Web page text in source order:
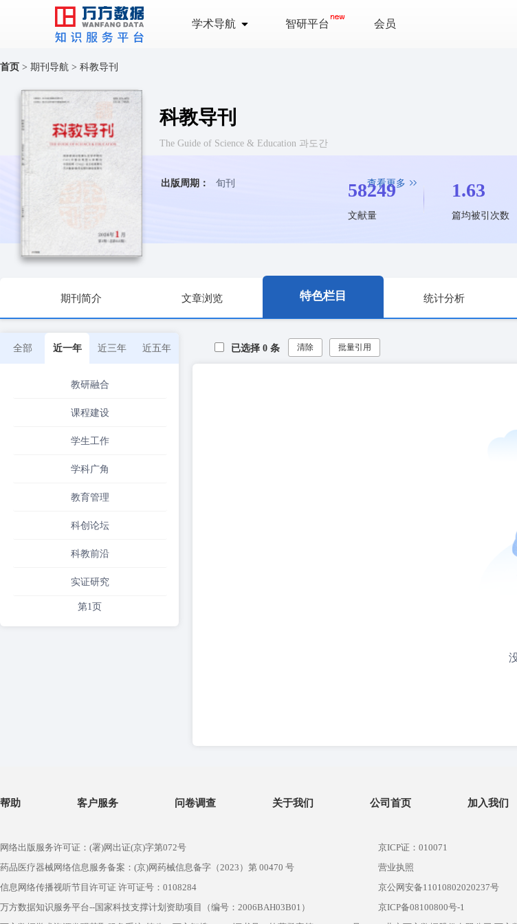
学术导航 智研平台 会员
首页 > 期刊导航 > 科教导刊
科教导刊
The Guide of Science & Education 과도간
出版周期： 旬刊 查看更多
58249
文献量
1.63
篇均被引次数
期刊简介 文章浏览 特色栏目 统计分析
全部 近一年 近三年 近五年
教研融合
课程建设
学生工作
学科广角
教育管理
科创论坛
科教前沿
实证研究
第1页
已选择 0 条 清除 批量引用
帮助 客户服务 问卷调查 关于我们 公司首页 加入我们
网络出版服务许可证：(署)网出证(京)字第072号
药品医疗器械网络信息服务备案：(京)网药械信息备字（2023）第 00470 号
信息网络传播视听节目许可证 许可证号：0108284
万方数据知识服务平台--国家科技支撑计划资助项目（编号：2006BAH03B01）
京ICP证：010071
营业执照
京公网安备11010802020237号
京ICP备08100800号-1